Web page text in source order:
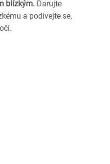
blízkým. Darujte
a podívejte se,